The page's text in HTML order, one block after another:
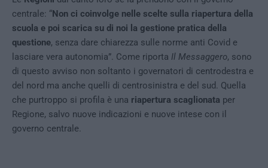
centrale: “Non ci coinvolge nelle scelte sulla riapertura della
scuola e poi scarica su di noi la gestione pratica della
questione, senza dare chiarezza sulle norme anti Covid e
lasciare vera autonomia”. Come riporta Il Messaggero, sono
di questo avviso non soltanto i governatori di centrodestra e
del nord ma anche quelli di centrosinistra e del sud. Quella
che purtroppo si profila è una riapertura scaglionata per
Regione, salvo nuove indicazioni e nuove intese con il
governo centrale.